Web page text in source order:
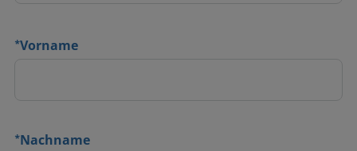
*Vorname
*Nachname